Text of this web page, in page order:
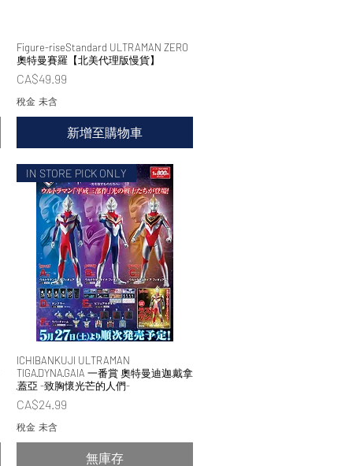
快速瀏覽
Figure-riseStandard ULTRAMAN ZERO
奧特曼賽羅【北美代理版慢貨】
價格
CA$49.99
稅金 未含
新增至購物車
快速瀏覽
IN STORE PICK ONLY
ICHIBANKUJI ULTRAMAN
TIGA·DYNA·GAIA 一番賞 奧特曼迪迦·戴拿
·蓋亞 -致胸懷光芒的人們-
價格
CA$24.99
稅金 未含
無庫存